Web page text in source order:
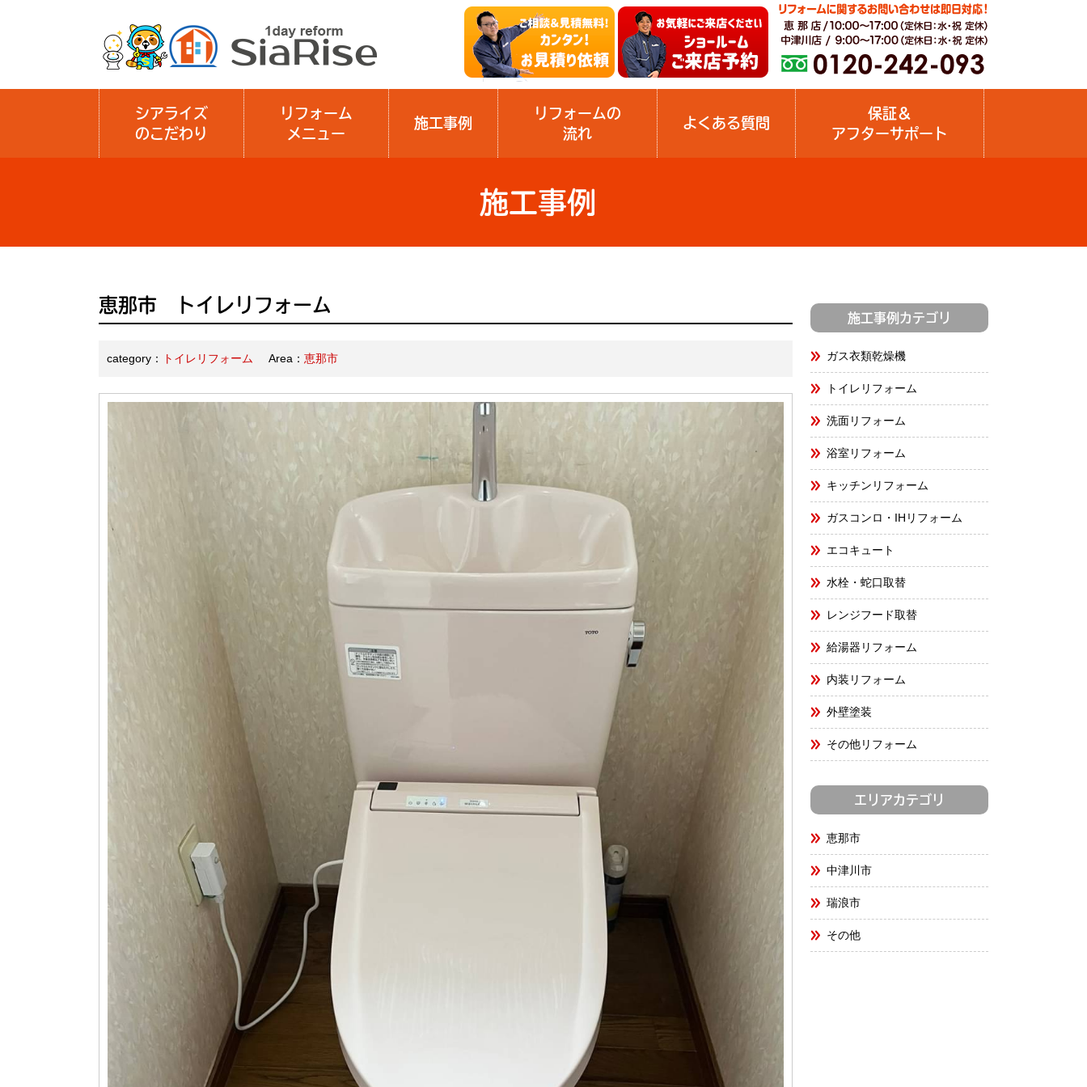
シアライズ
のこだわり
リフォーム
メニュー
施工事例
リフォームの
流れ
よくある質問
保証＆
アフターサポート
施工事例
恵那市 トイレリフォーム
category： トイレリフォーム Area： 恵那市
施工事例カテゴリ
ガス衣類乾燥機
トイレリフォーム
洗面リフォーム
浴室リフォーム
キッチンリフォーム
ガスコンロ・IHリフォーム
エコキュート
水栓・蛇口取替
レンジフード取替
給湯器リフォーム
内装リフォーム
外壁塗装
その他リフォーム
エリアカテゴリ
恵那市
中津川市
瑞浪市
その他